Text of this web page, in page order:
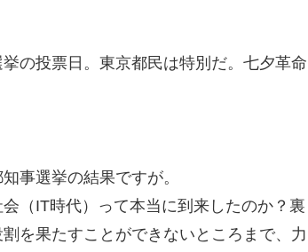
の投票日。東京都民は特別だ。七夕革命
事選挙の結果ですが。
（IT時代）って本当に到来したのか？裏
を果たすことができないところまで、力